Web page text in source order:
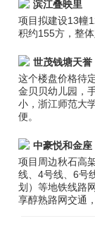
滨江叠映里
项目拟建设13幢
积约155方，整
世茂钱塘天誉
这个楼盘价格待
金贝贝幼儿园，
小，浙江师范大
便。
中豪悦和金座
项目周边秋石高
线、4号线、6号
划）等地铁线路
享醇熟路网交通